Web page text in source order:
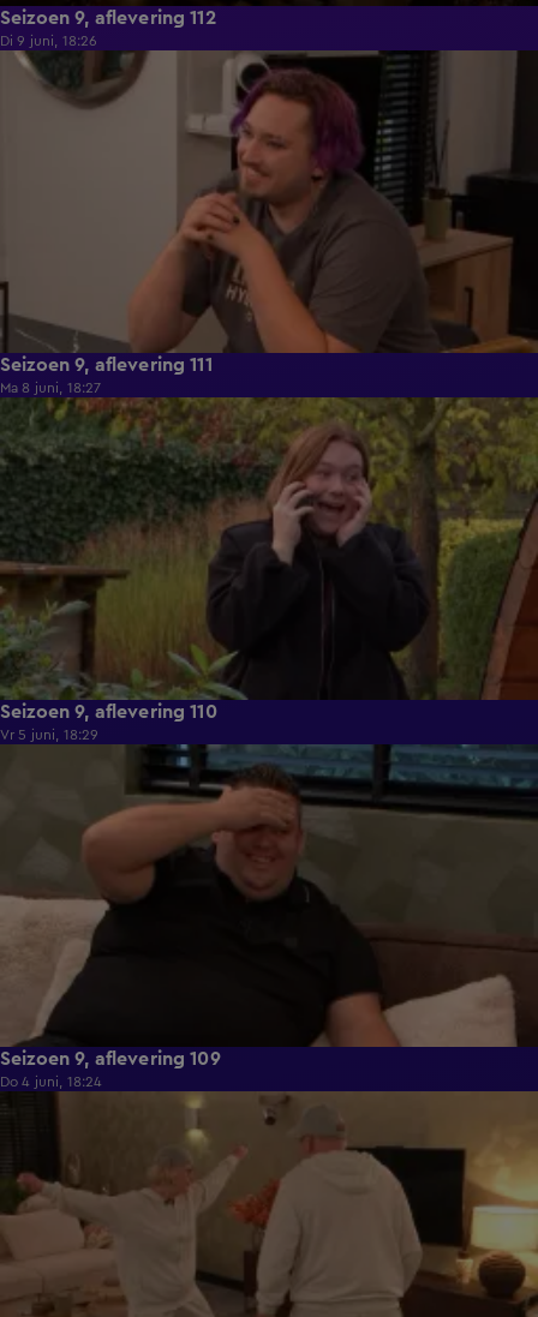
Seizoen 9, aflevering 112
Di 9 juni, 18:26
21:30
Seizoen 9, aflevering 111
Ma 8 juni, 18:27
22:26
Seizoen 9, aflevering 110
Vr 5 juni, 18:29
Seizoen 9, aflevering 109
Do 4 juni, 18:24